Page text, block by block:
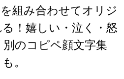
組み合わせてオリジ
！嬉しい・泣く・怒
のコピペ顔文字集
も。